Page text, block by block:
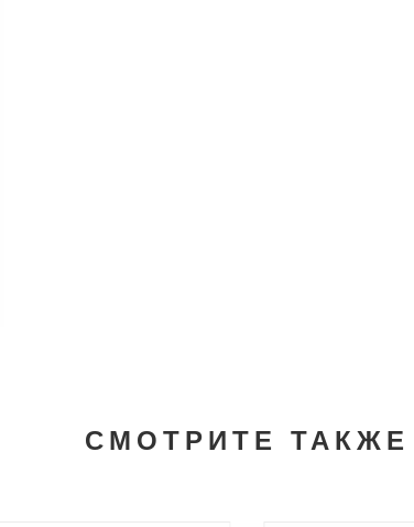
СМОТРИТЕ ТАКЖЕ